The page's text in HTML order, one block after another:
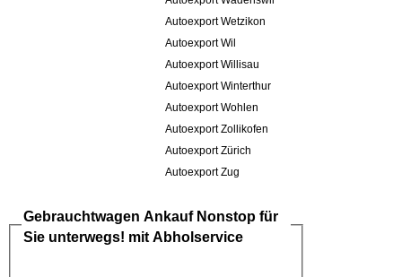
Autoexport Wetzikon
Autoexport Wil
Autoexport Willisau
Autoexport Winterthur
Autoexport Wohlen
Autoexport Zollikofen
Autoexport Zürich
Autoexport Zug
Gebrauchtwagen AnkaufNonstop für
Sie unterwegs! mit Abholservice